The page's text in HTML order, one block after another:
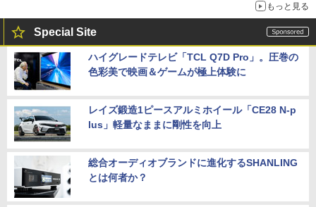
もっと見る
Special Site
ハイグレードテレビ「TCL Q7D Pro」。圧巻の
色彩美で映画＆ゲームが極上体験に
レイズ鍛造1ピースアルミホイール「CE28 N-p
lus」軽量なままに剛性を向上
総合オーディオブランドに進化するSHANLING
とは何者か？